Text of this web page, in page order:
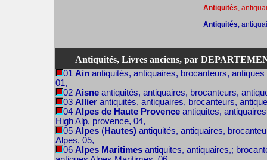
Antiquités,
Antiquités,
Antiquités, Livres anciens, par
01 Ain antiquités, antiquaires, brocanteurs, antiques
01,
02 Aisne antiquités, antiquaires, brocanteurs,
03 Allier antiquités, antiquaires, brocanteurs,
04 Alpes de Haute Provenceantiquites,
High Alp, provence, 04,
05 Alpes(Hautes) antiquités, antiquaires,
Alpes, 05,
06 Alpes Maritimes antiquites, antiquaires,;